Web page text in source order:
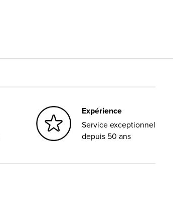
Expérience
Service exceptionnel
depuis 50 ans